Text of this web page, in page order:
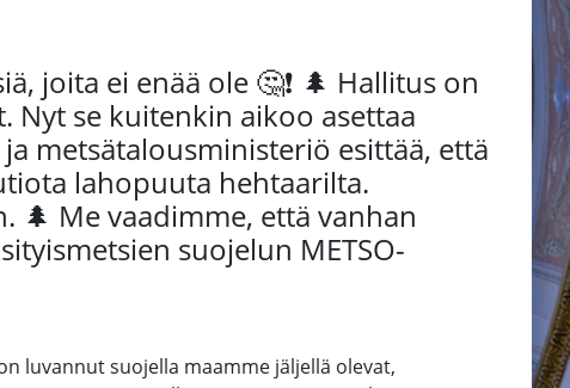
joita ei enää ole 🤔❗ 🌲 Hallitus on
Nyt se kuitenkin aikoo asettaa
metsätalousministeriö esittää, että
lahopuuta hehtaarilta.
🌲 Me vaadimme, että vanhan
suojelun METSO-
luvannut suojella maamme jäljellä olevat,